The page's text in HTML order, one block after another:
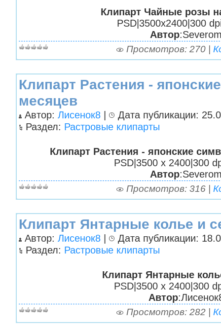
Клипарт Чайные розы
PSD|3500х2400|300
Автор
Просмотров: 270 |
Клипарт Растения -
месяцев
Автор: Лисенок8 |
Дата публикации:
Раздел: Растровые клипарты
Клипарт Растения - японские
PSD|3500 х 2400|300
Автор
Просмотров: 316 |
Клипарт Янтарные колье и
Автор: Лисенок8 |
Дата публикации:
Раздел: Растровые клипарты
Клипарт Янтарные
PSD|3500 х 2400|300
Автор
Просмотров: 282 |